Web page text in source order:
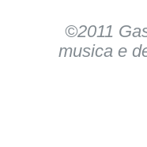
©2011
musica e